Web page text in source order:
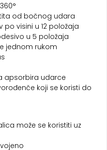
od bočnog udara
visini u 12 položaja
u 5 položaja
jednom rukom
apsorbira udarce
koji se koristi do
može se koristiti uz